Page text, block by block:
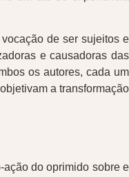
de ser sujeitos e
e causadoras das
os autores, cada um
a transformação
do oprimido sobre e